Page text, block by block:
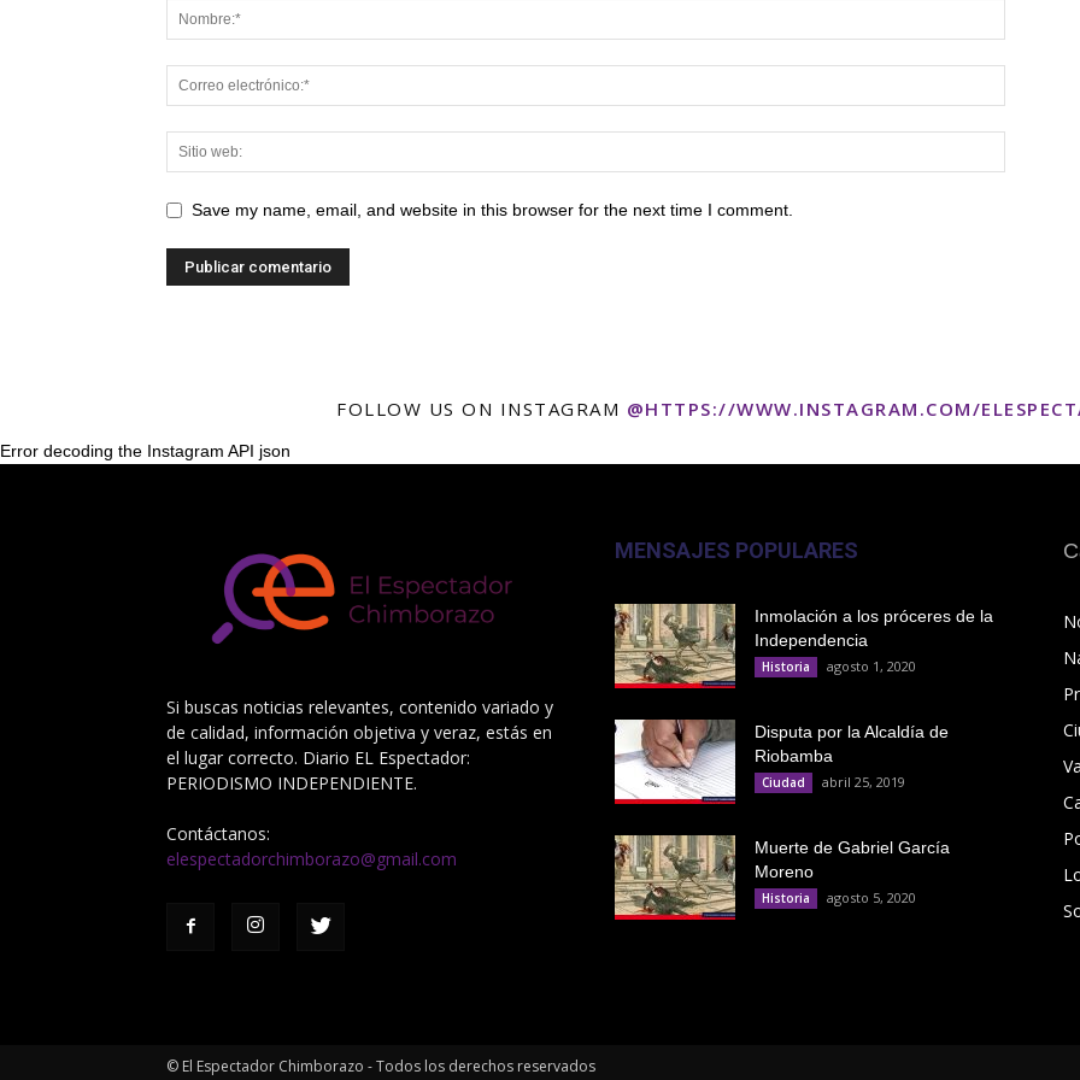
Save my name, email, and website in this browser for the next time I comment.
FOLLOW US ON INSTAGRAM @HTTPS://WWW.INSTAGRAM.COM/
Error decoding the Instagram API json
Si buscas noticias relevantes, contenido variado y
de calidad, información objetiva y veraz, estás en
el lugar correcto. Diario EL Espectador:
PERIODISMO INDEPENDIENTE.
Contáctanos:
elespectadorchimborazo@gmail.com
MENSAJES POPULARES
Inmolación a los próceres de la
Independencia
Historia agosto 1, 2020
Disputa por la Alcaldía de
Riobamba
Ciudad abril 25, 2019
Muerte de Gabriel García
Moreno
Historia agosto 5, 2020
© El Espectador Chimborazo - Todos los derechos reservados